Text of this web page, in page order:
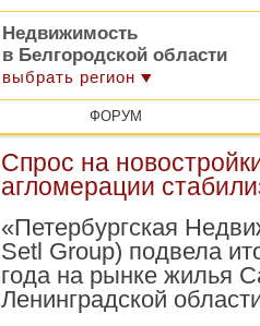
Недвижимость
в Белгородской области
выбрать регион
ФОРУМ
Спрос на
агломерации
«Петербургская
Setl Group) подвела
года на рынке жилья
Ленинградской